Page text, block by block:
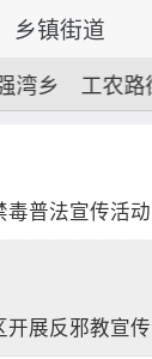
乡镇街道
湾乡 工农路
毒普法宣传活动